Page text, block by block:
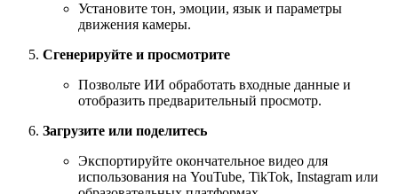
Установите тон, эмоции, язык и параметры
движения камеры.
Сгенерируйте и просмотрите
Позвольте ИИ обработать входные данные и
отобразить предварительный просмотр.
Загрузите или поделитесь
Экспортируйте окончательное видео для
использования на YouTube, TikTok, Instagram или